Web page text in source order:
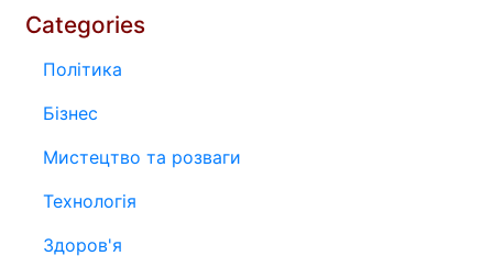
Categories
Політика
Бізнес
Мистецтво та розваги
Технологія
Здоров'я